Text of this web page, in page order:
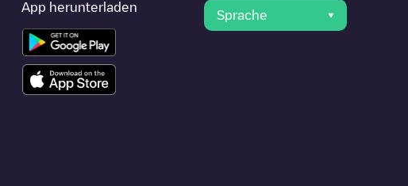
App herunterladen
Sprache